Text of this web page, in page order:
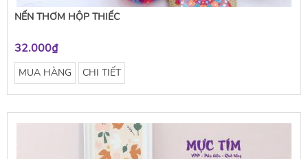
NẾN THƠM HỘP THIẾC
32.000₫
MUA HÀNG CHI TIẾT